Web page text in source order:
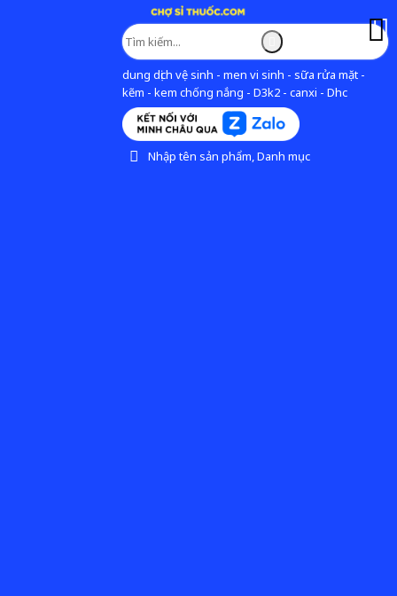
dung dịch vệ sinh - men vi sinh - sữa rửa mặt -
kẽm - kem chống nắng - D3k2 - canxi - Dhc
Nhập tên sản phẩm, Danh mục